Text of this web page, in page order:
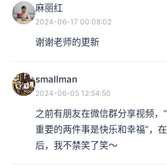
麻丽红
2024-06-17 00:08:02
谢谢老师的更新
smallman
2024-06-05 12:54:50
之前有朋友在微信群分享视频，
重要的两件事是快乐和幸福”，
后，我不禁笑了笑～